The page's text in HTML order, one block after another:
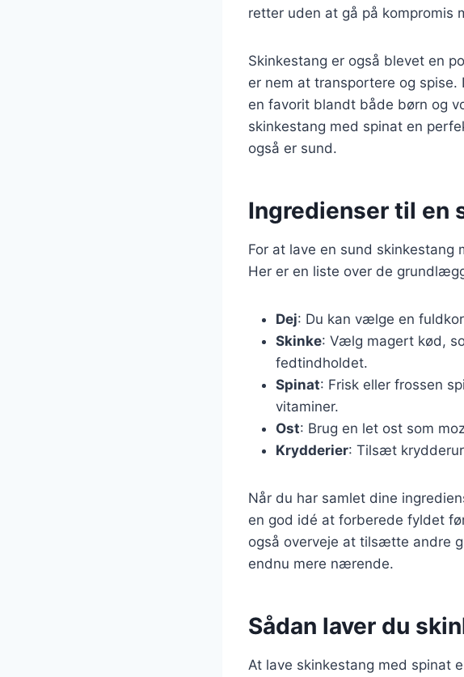
retter uden at gå på kompromis
Skinkestang er også blevet en
er nem at transportere og
en favorit blandt både børn og
skinkestang med spinat en
også er sund.
Ingredienser til en
For at lave en sund
Her er en liste over de
Dej: Du kan vælge en
Skinke: Vælg magert kød,
fedtindholdet.
Spinat: Frisk eller frossen
vitaminer.
Ost: Brug en let ost som
Krydderier: Tilsæt
Når du har samlet dine
en god idé at forberede fyldet
også overveje at tilsætte andre
endnu mere nærende.
Sådan laver du
At lave skinkestang med spinat